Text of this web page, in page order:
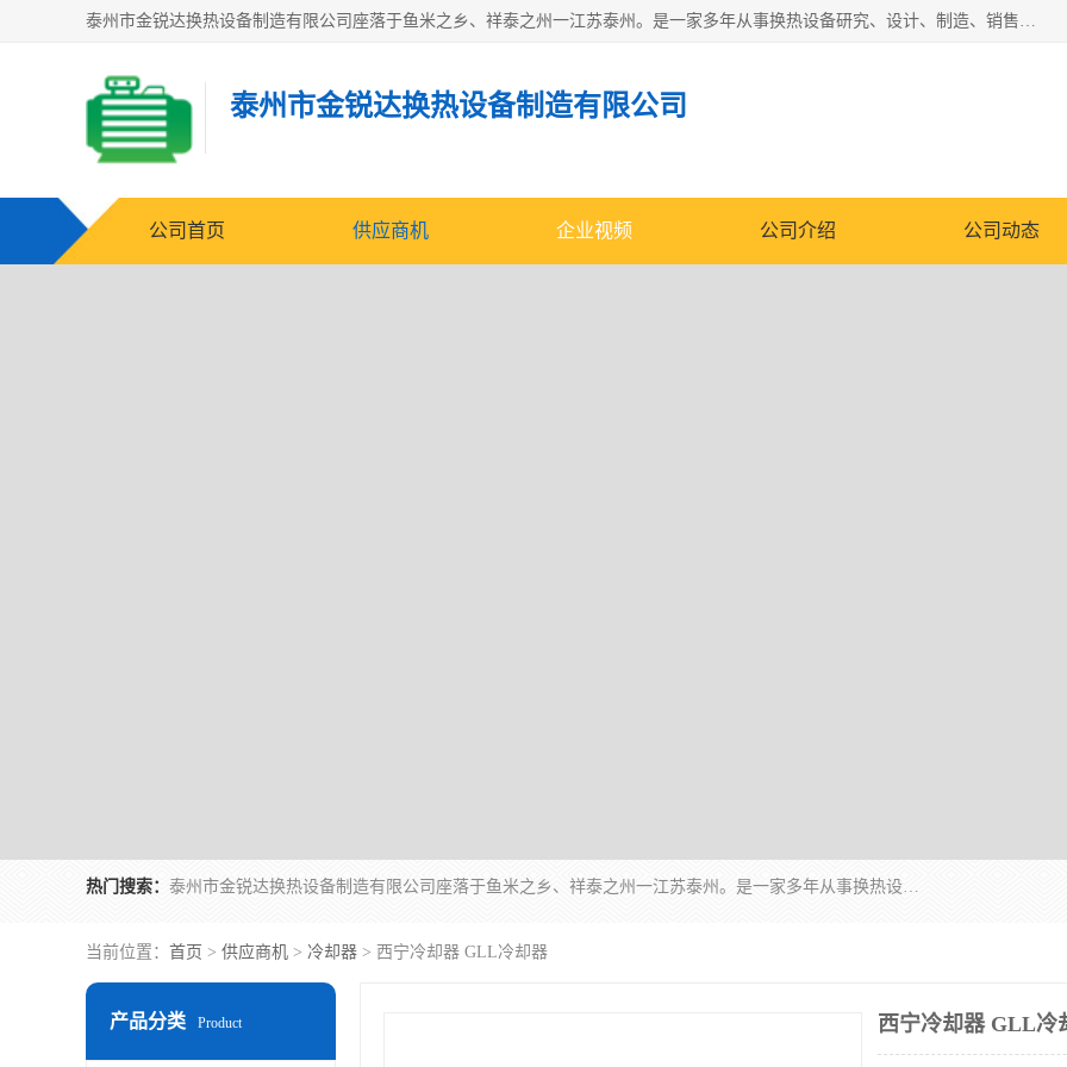
泰州市金锐达换热设备制造有限公司座落于鱼米之乡、祥泰之州一江苏泰州。是一家多年从事换热设备研究、设计、制造、销售、服务于一体的生产企业。
泰州市金锐达换热设备制造有限公司
公司首页 供应商机 企业视频 公司介绍 公司动态
热门搜索： 泰州市金锐达换热设备制造有限公司座落于鱼米之乡、祥泰之州一江苏泰州。是一家多年从事换热设备研究、设计、制造、销售、服务于一体的生产企业。
当前位置： 首页 > 供应商机 > 冷却器 > 西宁冷却器 GLL冷却器
产品分类 Product 西宁冷却器 GLL冷